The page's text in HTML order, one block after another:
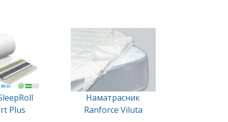
Plus
Наматрасник
Ranforce Viluta